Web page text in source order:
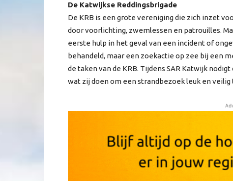
De Katwijkse Reddingsbrigade
De KRB is een grote vereniging die zich inzet
door voorlichting, zwemlessen en patrouilles.
eerste hulp in het geval van een incident of
behandeld, maar een zoekactie op zee bij een
de taken van de KRB. Tijdens SAR Katwijk
wat zij doen om een strandbezoek leuk en veilig